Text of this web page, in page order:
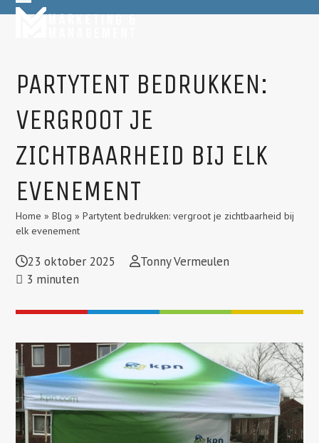
SkipOpen
Close
PARTYTENT BEDRUKKEN:
VERGROOT JE
ZICHTBAARHEID BIJ ELK
EVENEMENT
Home »Blog »Partytent bedrukken: vergroot je zichtbaarheid bij
elk evenement
23 oktober 2025
Tonny Vermeulen
3 minuten